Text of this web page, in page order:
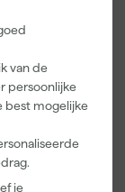
van de
persoonlijke
best mogelijke
je
te
van
Je
heeft, sterk
schildert.